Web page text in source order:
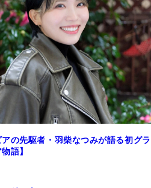
の先駆者・羽柴なつみが語る初グラ
語】